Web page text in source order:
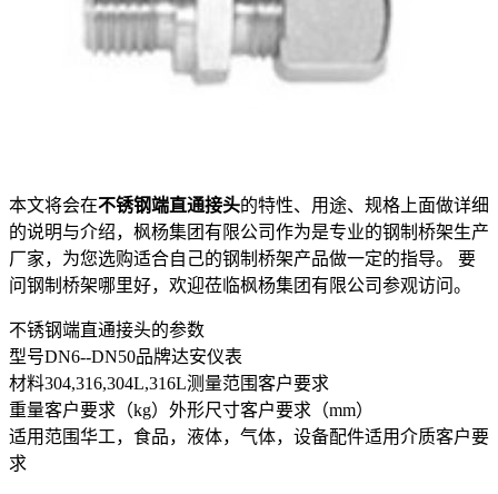
本文将会在不锈钢端直通接头的特性、用途、规格上面做详细
的说明与介绍，枫杨集团有限公司作为是专业的钢制桥架生产
厂家，为您选购适合自己的钢制桥架产品做一定的指导。 要
问钢制桥架哪里好，欢迎莅临枫杨集团有限公司参观访问。
不锈钢端直通接头的参数
型号DN6--DN50品牌达安仪表
材料304,316,304L,316L测量范围客户要求
重量客户要求（kg）外形尺寸客户要求（mm）
适用范围华工，食品，液体，气体，设备配件适用介质客户要
求